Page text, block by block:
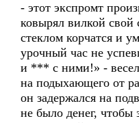
- этот экспромт
ковырял вилкой свой
стеклом корчатся и
урочный час не
и *** с ними!» -
на подыхающего от
он задержался на
не было денег, чтобы